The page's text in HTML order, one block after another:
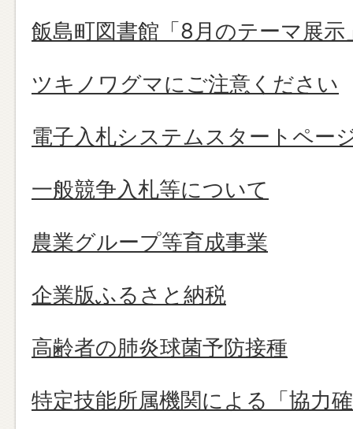
飯島町図書館「8月のテーマ展示
ツキノワグマにご注意ください
電子入札システムスタートペー
一般競争入札等について
農業グループ等育成事業
企業版ふるさと納税
高齢者の肺炎球菌予防接種
特定技能所属機関による「協力